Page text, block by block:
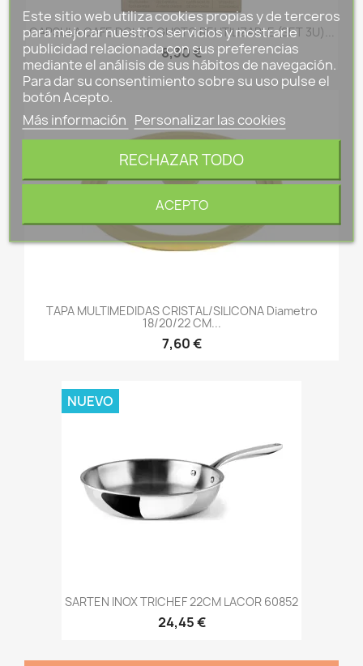
CAPSULA CAFE DOLCE GUSTO REUTILIZABLE (SET 3U)...
8,30 €
TAPA MULTIMEDIDAS CRISTAL/SILICONA Diametro
18/20/22 CM...
7,60 €
SARTEN INOX TRICHEF 22CM LACOR 60852
24,45 €
NUEVO
Este sitio web utiliza cookies propias y de terceros
para mejorar nuestros servicios y mostrarle
publicidad relacionada con sus preferencias
mediante el análisis de sus hábitos de navegación.
Para dar su consentimiento sobre su uso pulse el
botón Acepto.
Más información Personalizar las cookies
RECHAZAR TODO
ACEPTO